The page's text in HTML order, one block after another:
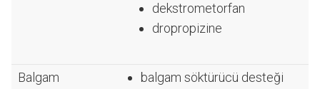
dekstrometorfan
dropropizine
Balgam
balgam söktürücü desteği